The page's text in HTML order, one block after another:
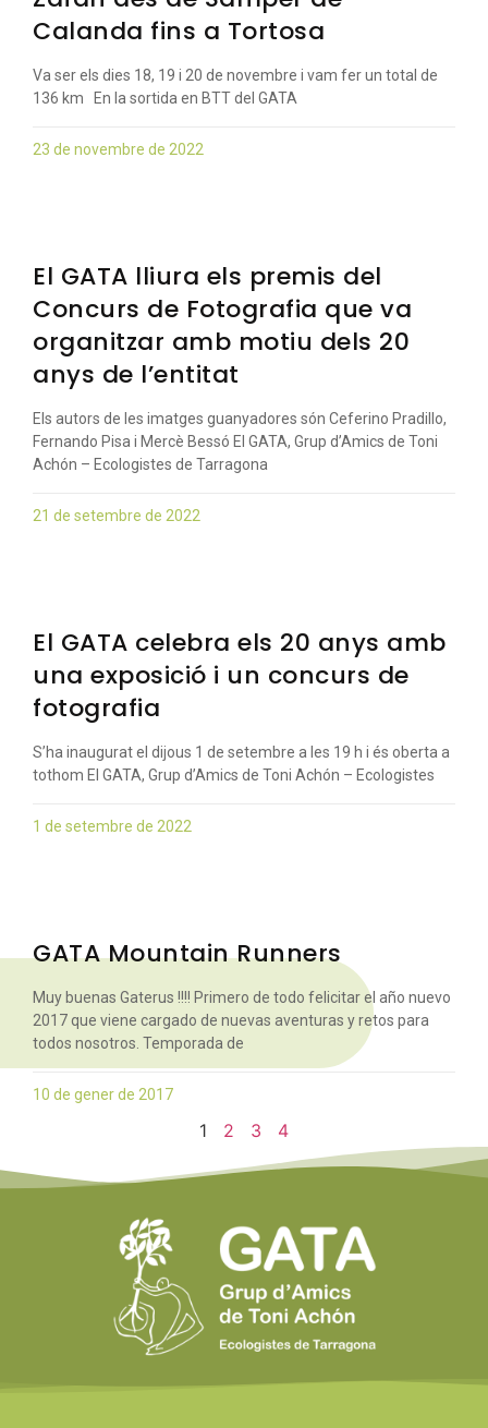
Calanda fins a Tortosa
Va ser els dies 18, 19 i 20 de novembre i vam fer un total de
136 km En la sortida en BTT del GATA
23 de novembre de 2022
El GATA lliura els premis del
Concurs de Fotografia que va
organitzar amb motiu dels 20
anys de l’entitat
Els autors de les imatges guanyadores són Ceferino Pradillo,
Fernando Pisa i Mercè Bessó El GATA, Grup d’Amics de Toni
Achón – Ecologistes de Tarragona
21 de setembre de 2022
El GATA celebra els 20 anys amb
una exposició i un concurs de
fotografia
S’ha inaugurat el dijous 1 de setembre a les 19 h i és oberta a
tothom El GATA, Grup d’Amics de Toni Achón – Ecologistes
1 de setembre de 2022
GATA Mountain Runners
Muy buenas Gaterus !!!! Primero de todo felicitar el año nuevo
2017 que viene cargado de nuevas aventuras y retos para
todos nosotros. Temporada de
10 de gener de 2017
1 2 3 4